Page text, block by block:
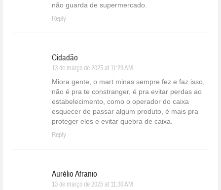
não guarda de supermercado.
Reply
Cidadão
13 de março de 2025 at 11:29 AM
Miora gente, o mart minas sempre fez e faz isso,
não é pra te constranger, é pra evitar perdas ao
estabelecimento, como o operador do caixa
esquecer de passar algum produto, é mais pra
proteger eles e evitar quebra de caixa.
Reply
Aurélio Afranio
13 de março de 2025 at 11:30 AM